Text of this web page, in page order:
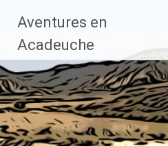
contenu
principal
Aventures en
Acadeuche